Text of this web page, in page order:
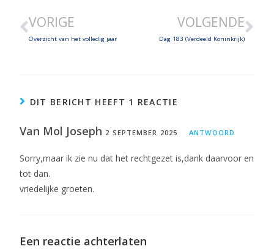
VORIGE
Overzicht van het volledig jaar
VOLGENDE
Dag 183 (Verdeeld Koninkrijk)
DIT BERICHT HEEFT 1 REACTIE
Van Mol Joseph 2 SEPTEMBER 2025 ANTWOORD
Sorry,maar ik zie nu dat het rechtgezet is,dank daarvoor en
tot dan.
vriedelijke groeten.
Een reactie achterlaten